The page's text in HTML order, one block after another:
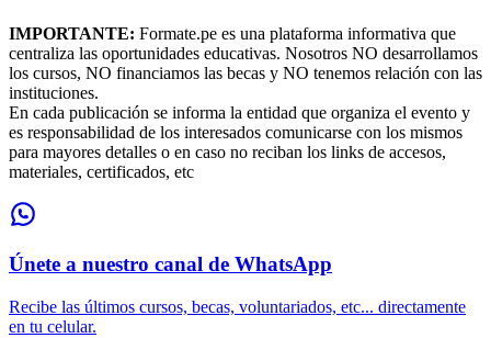
IMPORTANTE: Formate.pe es una plataforma informativa que
centraliza las oportunidades educativas. Nosotros NO desarrollamos
los cursos, NO financiamos las becas y NO tenemos relación con las
instituciones.
En cada publicación se informa la entidad que organiza el evento y
es responsabilidad de los interesados comunicarse con los mismos
para mayores detalles o en caso no reciban los links de accesos,
materiales, certificados, etc
Únete a nuestro canal de WhatsApp
Recibe las últimos cursos, becas, voluntariados, etc... directamente
en tu celular.